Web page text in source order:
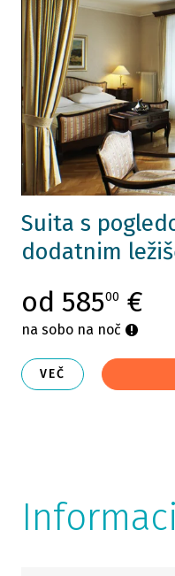
Suita s
dodatnim
od 58500 €
na sobo na noč
VEČ